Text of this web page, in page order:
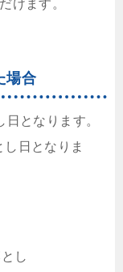
けます。
場合
となります。
日となりま
し